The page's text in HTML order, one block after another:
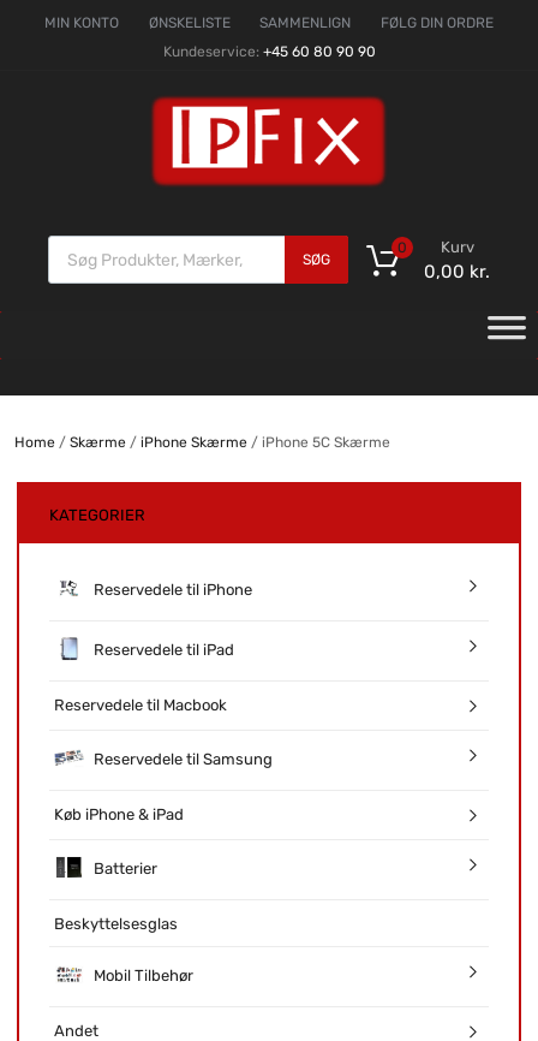
MIN KONTO ØNSKELISTE SAMMENLIGN
FØLG DIN ORDRE
Kundeservice: +45 60 80 90 90
SØG
Kurv
0,00 kr.
0
Home/ Skærme/ iPhone Skærme/ iPhone 5C Skærme
KATEGORIER
Reservedele til iPhone
Reservedele til iPad
Reservedele til Macbook
Reservedele til Samsung
Køb iPhone & iPad
Batterier
Beskyttelsesglas
Mobil Tilbehør
Andet